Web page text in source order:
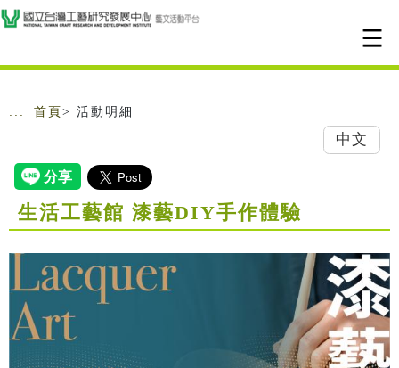
跳到主要內容
網站導覽
::: 首頁 > 活動明細
中文
生活工藝館 漆藝DIY手作體驗